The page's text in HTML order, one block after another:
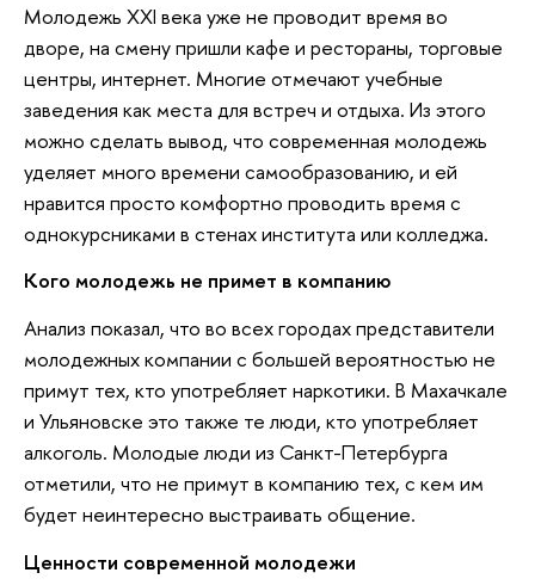
Молодежь XXI века уже не проводит время во
дворе, на смену пришли кафе и рестораны, торговые
центры, интернет. Многие отмечают учебные
заведения как места для встреч и отдыха. Из этого
можно сделать вывод, что современная молодежь
уделяет много времени самообразованию, и ей
нравится просто комфортно проводить время с
однокурсниками в стенах института или колледжа.
Кого молодежь не примет в компанию
Анализ показал, что во всех городах представители
молодежных компании с большей вероятностью не
примут тех, кто употребляет наркотики. В Махачкале
и Ульяновске это также те люди, кто употребляет
алкоголь. Молодые люди из Санкт-Петербурга
отметили, что не примут в компанию тех, с кем им
будет неинтересно выстраивать общение.
Ценности современной молодежи